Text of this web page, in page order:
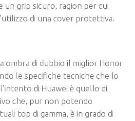
un grip sicuro, ragion per cui
di una cover protettiva.
ombra di dubbio il miglior Honor
le specifiche tecniche che lo
di Huawei è quello di
che, pur non potendo
top di gamma, è in grado di